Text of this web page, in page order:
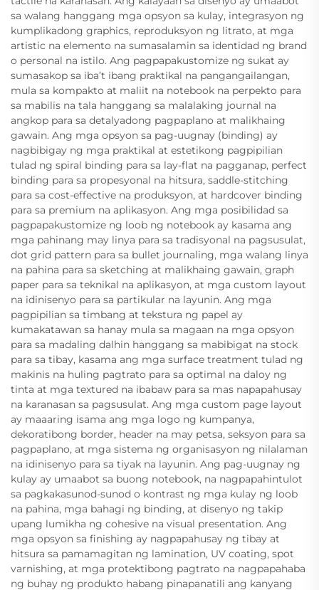
sa walang hanggang mga opsyon sa kulay, integrasyon ng
kumplikadong graphics, reproduksyon ng litrato, at mga
artistic na elemento na sumasalamin sa identidad ng brand
o personal na istilo. Ang pagpapakustomize ng sukat ay
sumasakop sa iba’t ibang praktikal na pangangailangan,
mula sa kompakto at maliit na notebook na perpekto para
sa mabilis na tala hanggang sa malalaking journal na
angkop para sa detalyadong pagpaplano at malikhaing
gawain. Ang mga opsyon sa pag-uugnay (binding) ay
nagbibigay ng mga praktikal at estetikong pagpipilian
tulad ng spiral binding para sa lay-flat na pagganap, perfect
binding para sa propesyonal na hitsura, saddle-stitching
para sa cost-effective na produksyon, at hardcover binding
para sa premium na aplikasyon. Ang mga posibilidad sa
pagpapakustomize ng loob ng notebook ay kasama ang
mga pahinang may linya para sa tradisyonal na pagsusulat,
dot grid pattern para sa bullet journaling, mga walang linya
na pahina para sa sketching at malikhaing gawain, graph
paper para sa teknikal na aplikasyon, at mga custom layout
na idinisenyo para sa partikular na layunin. Ang mga
pagpipilian sa timbang at tekstura ng papel ay
kumakatawan sa hanay mula sa magaan na mga opsyon
para sa madaling dalhin hanggang sa mabibigat na stock
para sa tibay, kasama ang mga surface treatment tulad ng
makinis na huling pagtrato para sa optimal na daloy ng
tinta at mga textured na ibabaw para sa mas napapahusay
na karanasan sa pagsusulat. Ang mga custom page layout
ay maaaring isama ang mga logo ng kumpanya,
dekoratibong border, header na may petsa, seksyon para sa
pagpaplano, at mga sistema ng organisasyon ng nilalaman
na idinisenyo para sa tiyak na layunin. Ang pag-uugnay ng
kulay ay umaabot sa buong notebook, na nagpapahintulot
sa pagkakasunod-sunod o kontrast ng mga kulay ng loob
na pahina, mga bahagi ng binding, at disenyo ng takip
upang lumikha ng cohesive na visual presentation. Ang
mga opsyon sa finishing ay nagpapahusay ng tibay at
hitsura sa pamamagitan ng lamination, UV coating, spot
varnishing, at mga protektibong pagtrato na nagpapahaba
ng buhay ng produkto habang pinapanatili ang kanyang